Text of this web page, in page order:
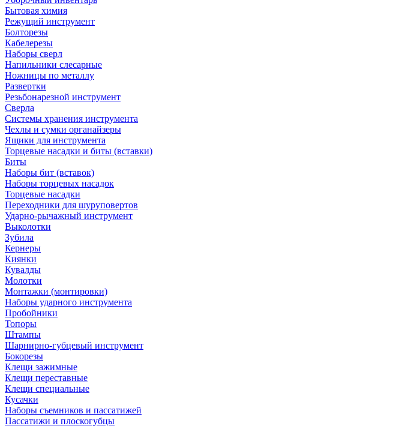
Бытовая химия
Режущий инструмент
Болторезы
Кабелерезы
Наборы сверл
Напильники слесарные
Ножницы по металлу
Развертки
Резьбонарезной инструмент
Сверла
Системы хранения инструмента
Чехлы и сумки органайзеры
Ящики для инструмента
Торцевые насадки и биты (вставки)
Биты
Наборы бит (вставок)
Наборы торцевых насадок
Торцевые насадки
Переходники для шуруповертов
Ударно-рычажный инструмент
Выколотки
Зубила
Кернеры
Киянки
Кувалды
Молотки
Монтажки (монтировки)
Наборы ударного инструмента
Пробойники
Топоры
Штампы
Шарнирно-губцевый инструмент
Бокорезы
Клещи зажимные
Клещи переставные
Клещи специальные
Кусачки
Наборы съемников и пассатижей
Пассатижи и плоскогубцы